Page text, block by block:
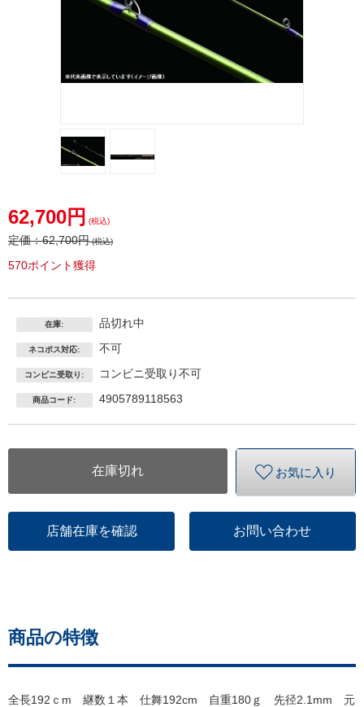
62,700円 (税込)
定価：62,700円(税込)
570ポイント獲得
在庫: 品切れ中
ネコポス対応: 不可
コンビニ受取り: コンビニ受取り不可
商品コード: 4905789118563
在庫切れ お気に入り
店舗在庫を確認 お問い合わせ
商品の特徴
全長192ｃm 継数１本 仕舞192cm 自重180ｇ 先径2.1mm 元